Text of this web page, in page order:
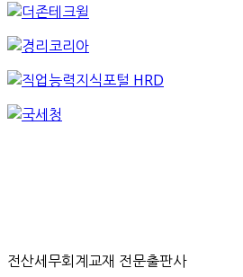
전산세무회계교재 전문출판사